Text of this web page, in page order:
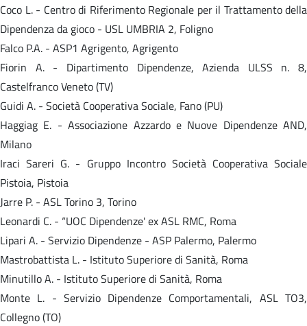
Coco L. - Centro di Riferimento Regionale per il Trattamento della
Dipendenza da gioco - USL UMBRIA 2, Foligno
Falco P.A. - ASP1 Agrigento, Agrigento
Fiorin A. - Dipartimento Dipendenze, Azienda ULSS n. 8,
Castelfranco Veneto (TV)
Guidi A. - Società Cooperativa Sociale, Fano (PU)
Haggiag E. - Associazione Azzardo e Nuove Dipendenze AND,
Milano
Iraci Sareri G. - Gruppo Incontro Società Cooperativa Sociale
Pistoia, Pistoia
Jarre P. - ASL Torino 3, Torino
Leonardi C. - “UOC Dipendenze' ex ASL RMC, Roma
Lipari A. - Servizio Dipendenze - ASP Palermo, Palermo
Mastrobattista L. - Istituto Superiore di Sanità, Roma
Minutillo A. - Istituto Superiore di Sanità, Roma
Monte L. - Servizio Dipendenze Comportamentali, ASL TO3,
Collegno (TO)